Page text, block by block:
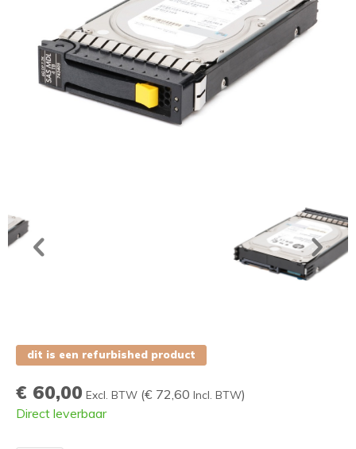
dit is een refurbished product
€ 60,00 Excl. BTW (€ 72,60 Incl. BTW)
Direct leverbaar